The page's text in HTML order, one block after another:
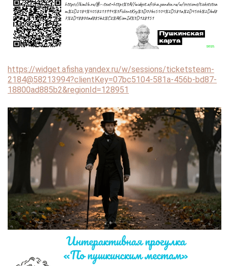
https://widget.afisha.yandex.ru/w/sessions/ticketsteam-
2184@58213994?clientKey=07bc5104-581a-456b-bd87-
18800ad885b2&regionId=128951